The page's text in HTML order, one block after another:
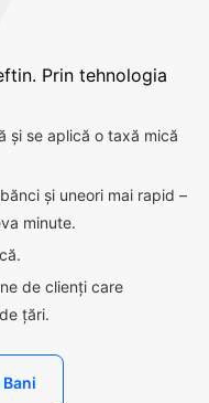
Prin tehnologia
și se aplică o taxă mică
și uneori mai rapid –
minute.
de clienți care
țări.